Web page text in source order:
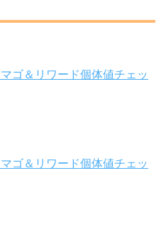
ゴ＆リワード個体値チェッ
ゴ＆リワード個体値チェッ